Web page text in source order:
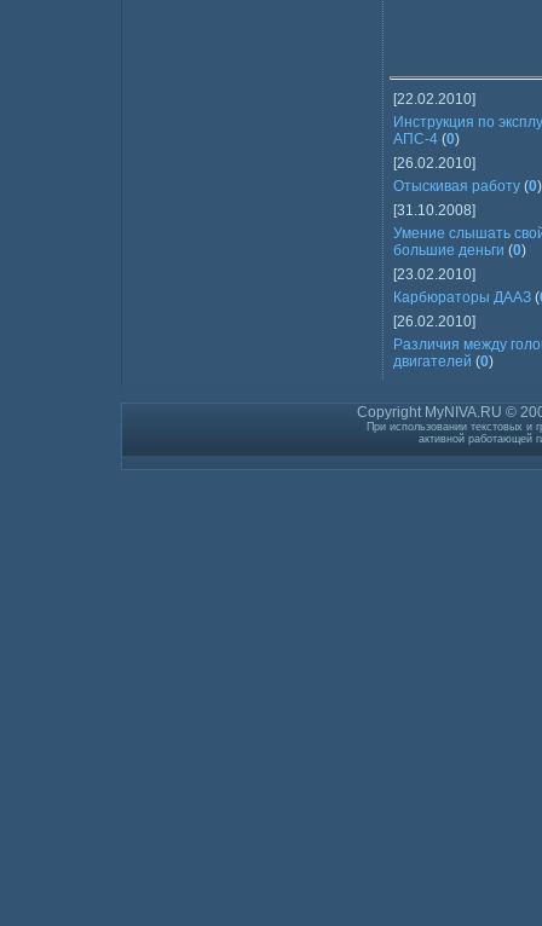
[22.02.2010]
Инструкция по
АПС-4 (0)
[26.02.2010]
Отыскивая работу (0)
[31.10.2008]
Умение слышать
большие деньги (0)
[23.02.2010]
Карбюраторы ДААЗ (
[26.02.2010]
Различия между
двигателей (0)
Copyright MyNIVA.RU ©
При использовании текстовых и
активной работающей